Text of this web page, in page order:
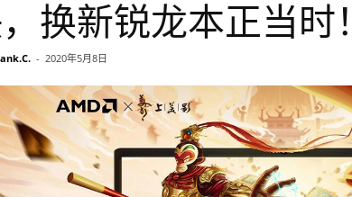
换新锐龙本正当时！
- 2020年5月8日